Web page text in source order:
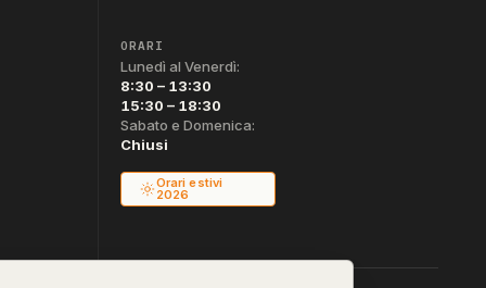
ORARI
Lunedì al Venerdì:
8:30 – 13:30
15:30 – 18:30
Sabato e Domenica:
Chiusi
Orari estivi
2026